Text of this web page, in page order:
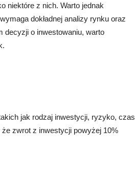
niektóre z nich. Warto jednak
dokładnej analizy rynku oraz
decyzji o inwestowaniu, warto
jak rodzaj inwestycji, ryzyko, czas
zwrot z inwestycji powyżej 10%